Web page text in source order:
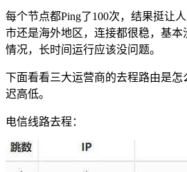
每个节点都Ping了100次，结果挺让
市还是海外地区，连接都很稳，基
情况，长时间运行应该没问题。
下面看看三大运营商的去程路由是
迟高低。
电信线路去程：